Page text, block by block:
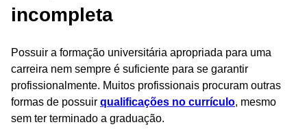
incompleta
Possuir a formação universitária apropriada para uma
carreira nem sempre é suficiente para se garantir
profissionalmente. Muitos profissionais procuram outras
formas de possuir qualificações no currículo, mesmo
sem ter terminado a graduação.